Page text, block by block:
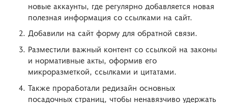
новые аккаунты, где регулярно добавляется новая
полезная информация со ссылками на сайт.
Добавили на сайт форму для обратной связи.
Разместили важный контент со ссылкой на законы
и нормативные акты, оформив его
микроразметкой, ссылками и цитатами.
Также проработали редизайн основных
посадочных страниц, чтобы ненавязчиво удержать